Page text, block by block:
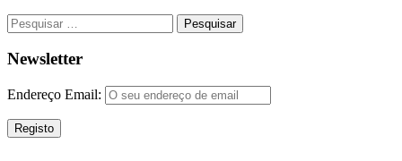
Pesquisar
por:
Newsletter
Endereço Email: